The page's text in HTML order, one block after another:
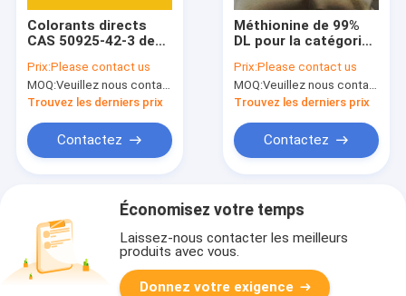
Colorants directs
CAS 50925-42-3 de
directs
Prix:Please contact us
MOQ:Veuillez nous contacter
Trouvez les derniers prix
Contactez
Méthionine de 99%
DL pour la catégorie
d'alimentation des
animaux de chiens
Prix:Please contact us
MOQ:Veuillez nous contacter
Trouvez les derniers prix
Contactez
Économisez votre temps
Laissez-nous contacter les meilleurs
produits avec vous.
Donnez votre exigence